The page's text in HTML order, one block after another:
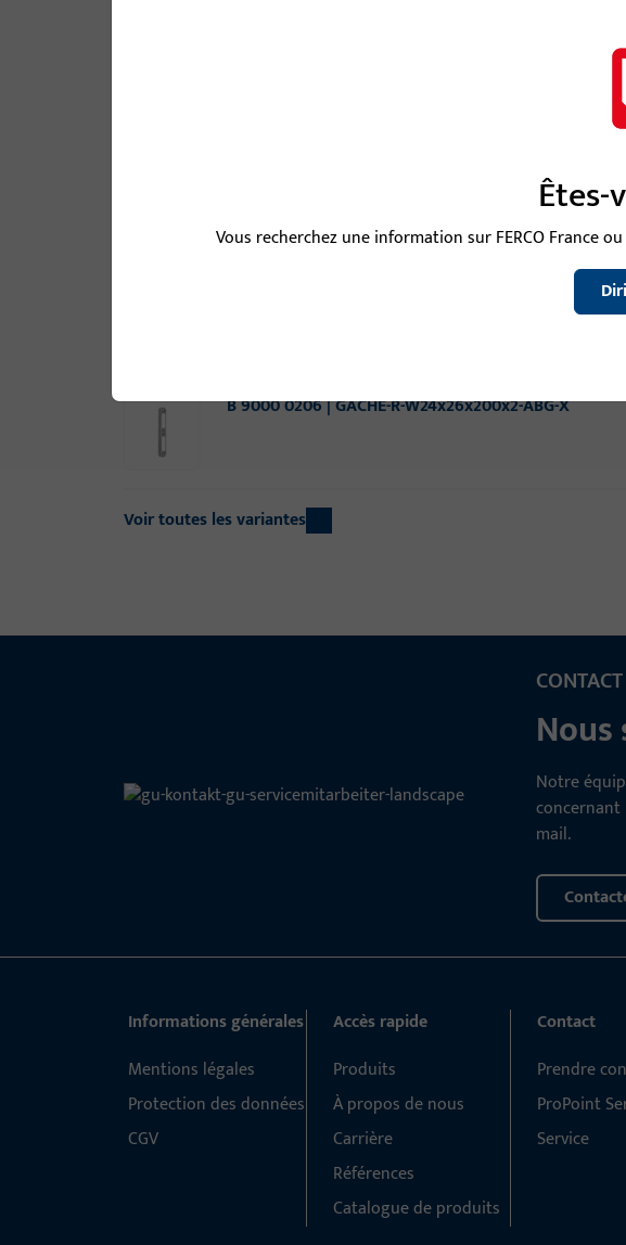
B 9000 0203 | GACHE-L-W24x26x200x2-EKG-X
B 9000 0206 | GACHE-R-W24x26x200x2-ABG-X
Voir toutes les variantes
CONTACT
Notre
mail.
Vous recherchez une information sur FERCO France
Informations générales
Mentions légales
Protection des données
CGV
Accès rapide
Produits
À propos de nous
Carrière
Références
Catalogue de produits
Contact
Prendre
ProPoint
Service